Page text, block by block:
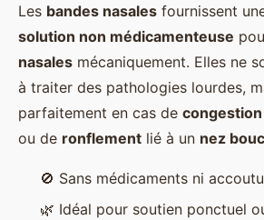
Les bandes nasales fournissent
solution non médicamenteuse
nasales mécaniquement. Elles ne
à traiter des pathologies lourdes,
parfaitement en cas de
ou de ronflement lié à un nez
🚫 Sans médicaments ni
🌿 Idéal pour soutien ponctuel